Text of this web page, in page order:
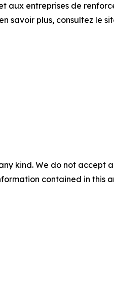
entreprises de
savoir plus, consultez le
kind. We do not
contained in this